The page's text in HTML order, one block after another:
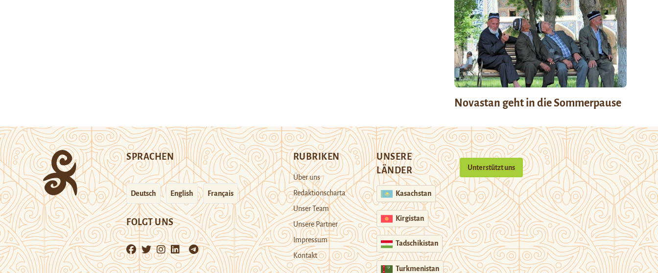
Novastan geht in die Sommerpause
SPRACHEN
Deutsch English Français
FOLGT UNS
RUBRIKEN
Über uns
Redaktionscharta
Unser Team
Unsere Partner
Impressum
Kontakt
UNSERE
LÄNDER
Kasachstan
Kirgistan
Tadschikistan
Turkmenistan
Unterstützt uns